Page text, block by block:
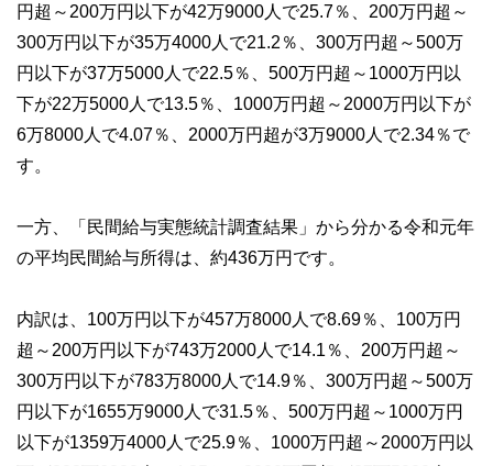
円超～200万円以下が42万9000人で25.7％、200万円超～
300万円以下が35万4000人で21.2％、300万円超～500万
円以下が37万5000人で22.5％、500万円超～1000万円以
下が22万5000人で13.5％、1000万円超～2000万円以下が
6万8000人で4.07％、2000万円超が3万9000人で2.34％で
す。
一方、「民間給与実態統計調査結果」から分かる令和元年
の平均民間給与所得は、約436万円です。
内訳は、100万円以下が457万8000人で8.69％、100万円
超～200万円以下が743万2000人で14.1％、200万円超～
300万円以下が783万8000人で14.9％、300万円超～500万
円以下が1655万9000人で31.5％、500万円超～1000万円
以下が1359万4000人で25.9％、1000万円超～2000万円以